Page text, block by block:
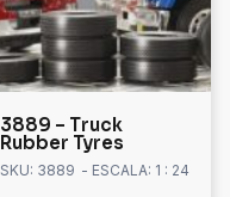
3889 – Truck
Rubber Tyres
SKU: 3889 - ESCALA: 1 : 24